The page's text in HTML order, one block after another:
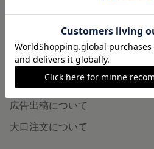
minneの本
企業の方へ
広告出稿について
大口注文について